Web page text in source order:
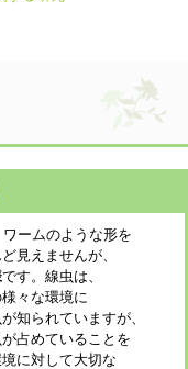
ームのような形を
見えませんが、
です。線虫は、
々な環境に
知られていますが、
占めていることを
に対して大切な